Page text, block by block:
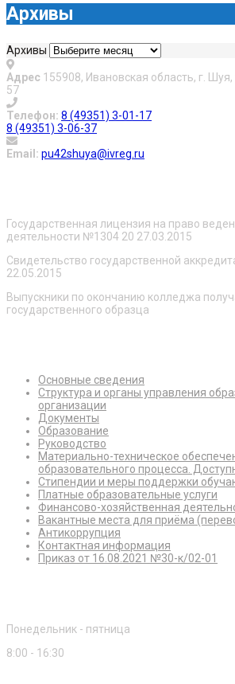
Архивы
Архивы
Адрес 155908, Ивановская область, г. Шуя,
57
Телефон: 8 (49351) 3-01-17
8 (49351) 3-06-37
Email: pu42shuya@ivreg.ru
Государственная лицензия на право
деятельности №1304 20 27.03.2015
Свидетельство государственной
22.05.2015
Выпускники по окончанию колледжа
государственного образца
Основные сведения
Структура и органы управления
организации
Документы
Образование
Руководство
Материально-техническое
образовательного процесса.
Стипендии и меры поддержки
Платные образовательные услуги
Финансово-хозяйственная
Вакантные места для приёма
Антикоррупция
Контактная информация
Приказ от 16.08.2021 №30-к/02-01
Понедельник - пятница
8:00 - 16:30